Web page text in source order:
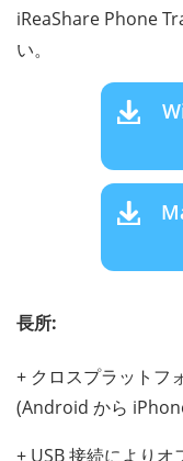
iReaShare Phone
い。
長所:
+ クロスプラットフ
(Android から
+ USB 接続によりオ